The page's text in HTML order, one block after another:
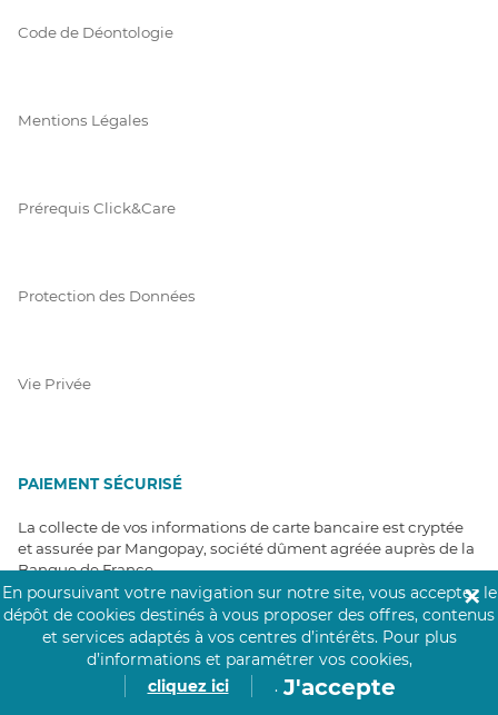
Code de Déontologie
Mentions Légales
Prérequis Click&Care
Protection des Données
Vie Privée
PAIEMENT SÉCURISÉ
La collecte de vos informations de carte bancaire est cryptée
et assurée par Mangopay, société dûment agréée auprès de la
Banque de France.
En poursuivant votre navigation sur notre site, vous acceptez le
dépôt de cookies destinés à vous proposer des offres, contenus
et services adaptés à vos centres d’intérêts. Pour plus
d’informations et paramétrer vos cookies,
cliquez ici
. J'accepte
✕